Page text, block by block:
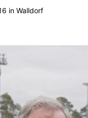
in Walldorf